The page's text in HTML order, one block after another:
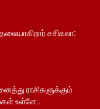
சசிகலா:
ராசிகளுக்கும்
உள்ளே..